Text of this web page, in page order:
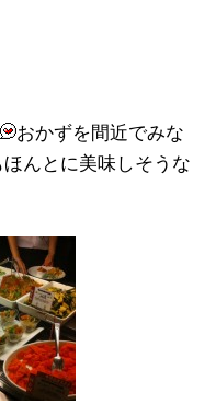
おかずを間近でみな
んとに美味しそうな